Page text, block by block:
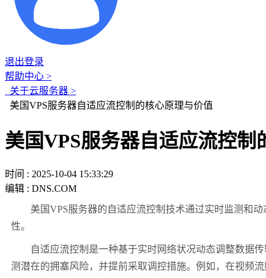
退出登录
帮助中心 >
关于云服务器 >
美国VPS服务器自适应流控制的核心原理与价值
美国VPS服务器自适应流控制
时间 : 2025-10-04 15:33:29
编辑 : DNS.COM
美国VPS服务器的自适应流控制技术通过实时监测和动
性。
自适应流控制是一种基于实时网络状况动态调整数据
测潜在的拥塞风险，并提前采取调控措施。例如，在视频